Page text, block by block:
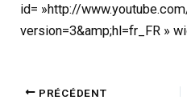
id= »http://
version=3&amp;hl=fr_FR »
PRÉCÉDENT